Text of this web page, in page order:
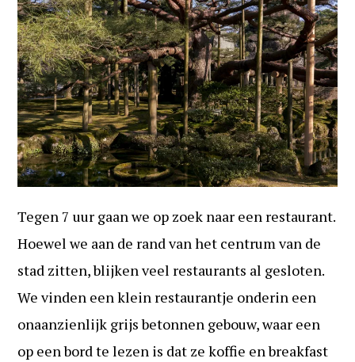
Tegen 7 uur gaan we op zoek naar een restaurant.
Hoewel we aan de rand van het centrum van de
stad zitten, blijken veel restaurants al gesloten.
We vinden een klein restaurantje onderin een
onaanzienlijk grijs betonnen gebouw, waar een
op een bord te lezen is dat ze koffie en breakfast